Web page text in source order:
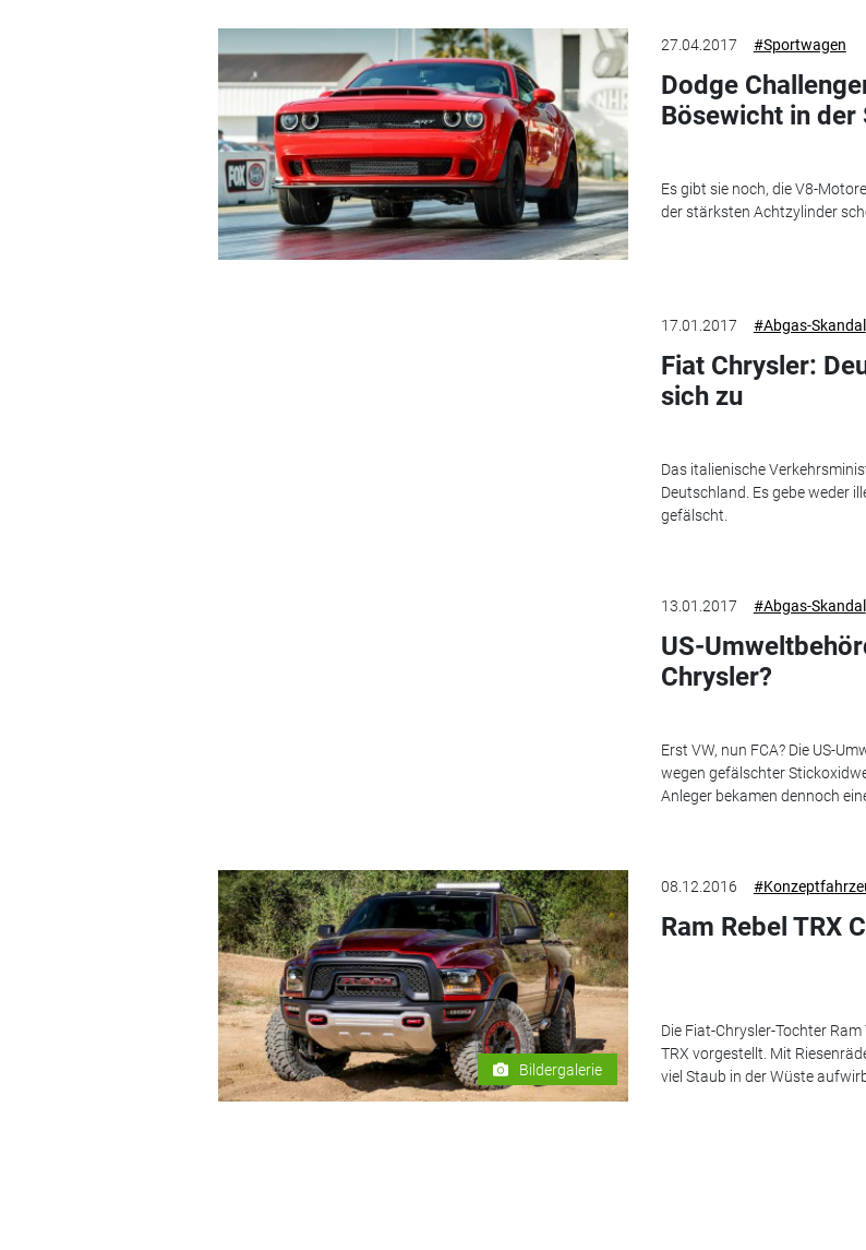
27.04.2017 #Sportwagen
Dodge
Bösewicht in der
Es gibt sie noch, die V8-
der stärksten Achtzylinder
17.01.2017 #Abgas-Skandal
Fiat Chrysler:
sich zu
Das italienische
Deutschland. Es gebe weder
gefälscht.
13.01.2017 #Abgas-Skandal
US-
Chrysler?
Erst VW, nun FCA? Die US-
wegen gefälschter
Anleger bekamen dennoch
Bildergalerie
08.12.2016
Ram Rebel TRX
Die Fiat-Chrysler-Tochter
TRX vorgestellt. Mit
viel Staub in der Wüste